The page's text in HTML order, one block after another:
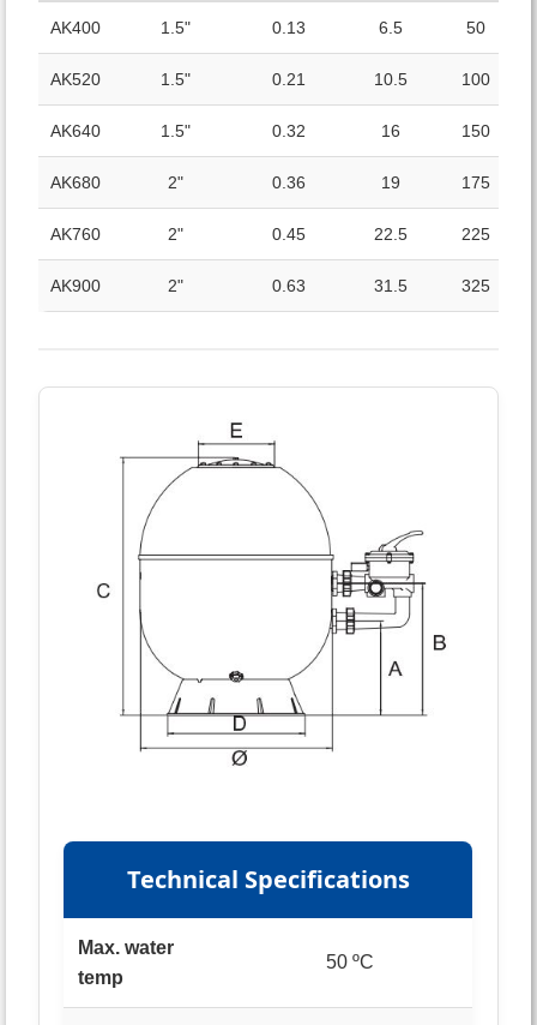
AK400 1.5" 0.13 6.5 50
AK520 1.5" 0.21 10.5 100
AK640 1.5" 0.32 16 150
AK680 2" 0.36 19 175
AK760 2" 0.45 22.5 225
AK900 2" 0.63 31.5 325
Technical Specifications
Max. water
temp
50 ºC